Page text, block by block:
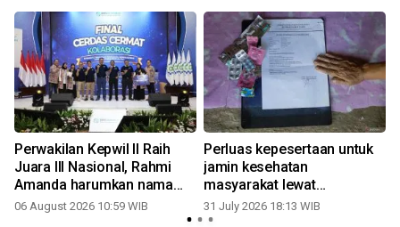
Perwakilan Kepwil II Raih
Juara III Nasional, Rahmi
Amanda harumkan nama
Solok Selatan pada Final
06 August 2026 10:59 WIB
Perluas kepesertaan untuk
jamin kesehatan
masyarakat lewat
"badoncek"
31 July 2026 18:13 WIB